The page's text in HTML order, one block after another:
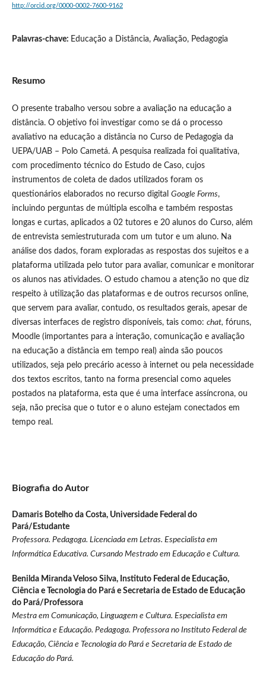
http://orcid.org/0000-0002-7600-9162
Palavras-chave: Educação a Distância, Avaliação, Pedagogia
Resumo
O presente trabalho versou sobre a avaliação na educação a
distância. O objetivo foi investigar como se dá o processo
avaliativo na educação a distância no Curso de Pedagogia da
UEPA/UAB – Polo Cametá. A pesquisa realizada foi qualitativa,
com procedimento técnico do Estudo de Caso, cujos
instrumentos de coleta de dados utilizados foram os
questionários elaborados no recurso digital Google Forms,
incluindo perguntas de múltipla escolha e também respostas
longas e curtas, aplicados a 02 tutores e 20 alunos do Curso, além
de entrevista semiestruturada com um tutor e um aluno. Na
análise dos dados, foram exploradas as respostas dos sujeitos e a
plataforma utilizada pelo tutor para avaliar, comunicar e monitorar
os alunos nas atividades. O estudo chamou a atenção no que diz
respeito à utilização das plataformas e de outros recursos online,
que servem para avaliar, contudo, os resultados gerais, apesar de
diversas interfaces de registro disponíveis, tais como: chat, fóruns,
Moodle (importantes para a interação, comunicação e avaliação
na educação a distância em tempo real) ainda são poucos
utilizados, seja pelo precário acesso à internet ou pela necessidade
dos textos escritos, tanto na forma presencial como aqueles
postados na plataforma, esta que é uma interface assíncrona, ou
seja, não precisa que o tutor e o aluno estejam conectados em
tempo real.
Biografia do Autor
Damaris Botelho da Costa, Universidade Federal do
Pará/Estudante
Professora. Pedagoga. Licenciada em Letras. Especialista em
Informática Educativa. Cursando Mestrado em Educação e Cultura.
Benilda Miranda Veloso Silva, Instituto Federal de Educação,
Ciência e Tecnologia do Pará e Secretaria de Estado de Educação
do Pará/Professora
Mestra em Comunicação, Linguagem e Cultura. Especialista em
Informática e Educação. Pedagoga. Professora no Instituto Federal de
Educação, Ciência e Tecnologia do Pará e Secretaria de Estado de
Educação do Pará.